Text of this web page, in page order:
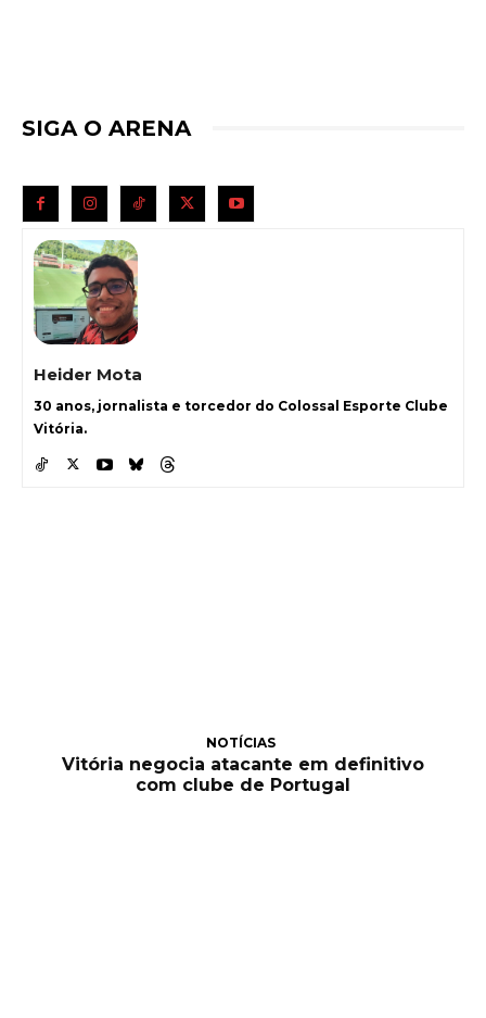
SIGA O ARENA
Heider Mota
30 anos, jornalista e torcedor do Colossal Esporte Clube
Vitória.
NOTÍCIAS
Vitória negocia atacante em definitivo
com clube de Portugal